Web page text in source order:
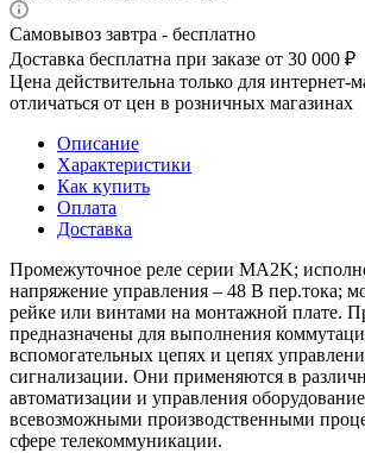
Самовывоз завтра - бесплатно
Доставка бесплатна при заказе от 30 000 ₽
Цена действительна только для интернет-
отличаться от цен в розничных магазинах
Описание
Характеристики
Как купить
Оплата
Доставка
Промежуточное реле серии MA2K;
напряжение управления – 48 В пер.тока;
рейке или винтами на монтажной плате.
предназначены для выполнения
вспомогательных цепях и цепях
сигнализации. Они применяются в
автоматизации и управления
всевозможными производственными
сфере телекоммуникации.